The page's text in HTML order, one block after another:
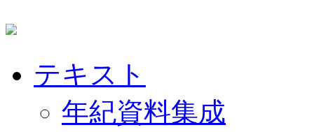
テキスト
年紀資料集成